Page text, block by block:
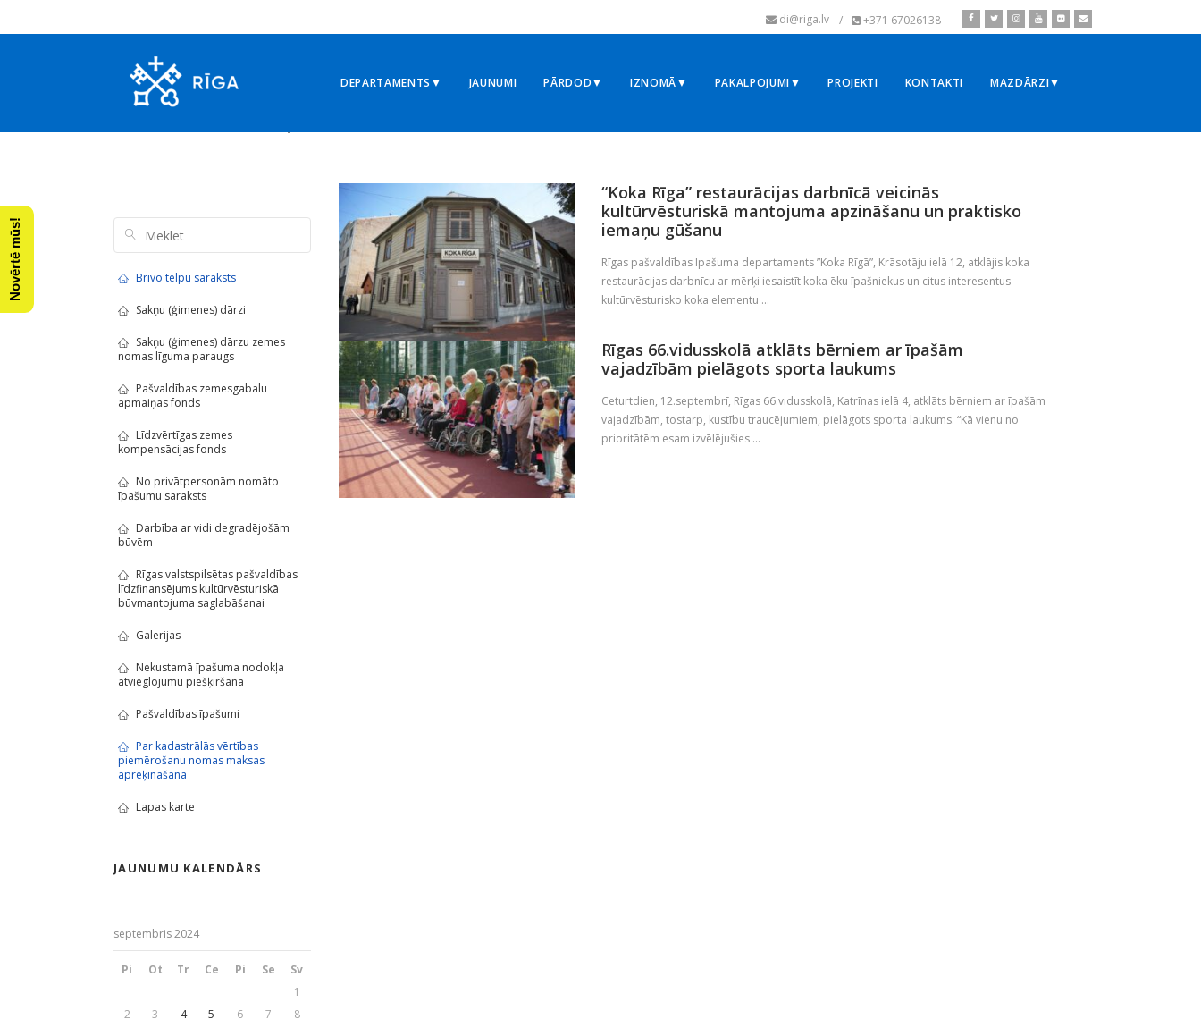
di@riga.lv / +371 67026138
DEPARTAMENTS▼ JAUNUMI PĀRDOD▼ IZNOMĀ▼ PAKALPOJUMI▼ PROJEKTI KONTAKTI MAZDĀRZI▼
“Koka Rīga” restaurācijas darbnīcā veicinās
kultūrvēsturiskā mantojuma apzināšanu un praktisko
iemaņu gūšanu
Rīgas pašvaldības Īpašuma departaments ”Koka Rīgā”, Krāsotāju ielā 12, atklājis koka
restaurācijas darbnīcu ar mērķi iesaistīt koka ēku īpašniekus un citus interesentus
kultūrvēsturisko koka elementu ...
Rīgas 66.vidusskolā atklāts bērniem ar īpašām
vajadzībām pielāgots sporta laukums
Ceturtdien, 12.septembrī, Rīgas 66.vidusskolā, Katrīnas ielā 4, atklāts bērniem ar īpašām
vajadzībām, tostarp, kustību traucējumiem, pielāgots sporta laukums. “Kā vienu no
prioritātēm esam izvēlējušies ...
Brīvo telpu saraksts
Sakņu (ģimenes) dārzi
Sakņu (ģimenes) dārzu zemes
nomas līguma paraugs
Pašvaldības zemesgabalu
apmaiņas fonds
Līdzvērtīgas zemes
kompensācijas fonds
No privātpersonām nomāto
īpašumu saraksts
Darbība ar vidi degradējošām
būvēm
Rīgas valstspilsētas pašvaldības
līdzfinansējums kultūrvēsturiskā
būvmantojuma saglabāšanai
Galerijas
Nekustamā īpašuma nodokļa
atvieglojumu piešķiršana
Pašvaldības īpašumi
Par kadastrālās vērtības
piemērošanu nomas maksas
aprēķināšanā
Lapas karte
JAUNUMU KALENDĀRS
septembris 2024
Pi Ot Tr Ce Pi Se
Sv
1
2
3 4 5 6 7
8
Novērtē mūs!